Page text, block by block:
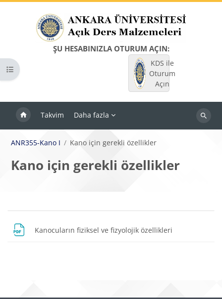
ŞU HESABINIZLA OTURUM AÇIN:
KDS ile
Oturum
Açın
Takvim Daha fazla
Dersleri
Kurs dizinini aç
ANR355-Kano I Kano için gerekli özellikler
Kano için gerekli özellikler
Bloklar
Bölüm anahatları
Kanocuların fiziksel ve fizyolojik özellikleri